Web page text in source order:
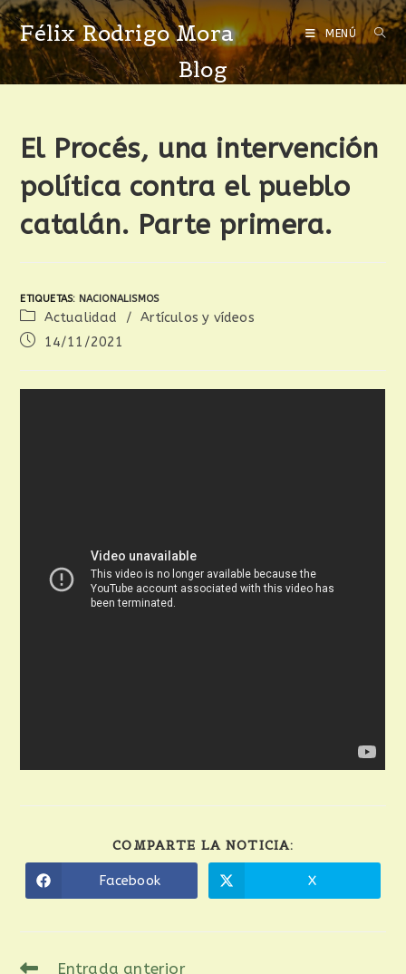
Félix Rodrigo Mora MENÚ
Blog
El Procés, una intervención
política contra el pueblo
catalán. Parte primera.
ETIQUETAS: NACIONALISMOS
Actualidad /
Artículos y vídeos
14/11/2021
COMPARTE LA NOTICIA:
Facebook X
Entrada anterior